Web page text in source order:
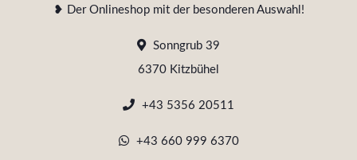
❥ Der Onlineshop mit der besonderen Auswahl!
Sonngrub 39
6370 Kitzbühel
+43 5356 20511
+43 660 999 6370